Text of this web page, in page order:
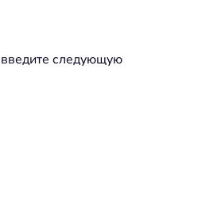
введите следующую